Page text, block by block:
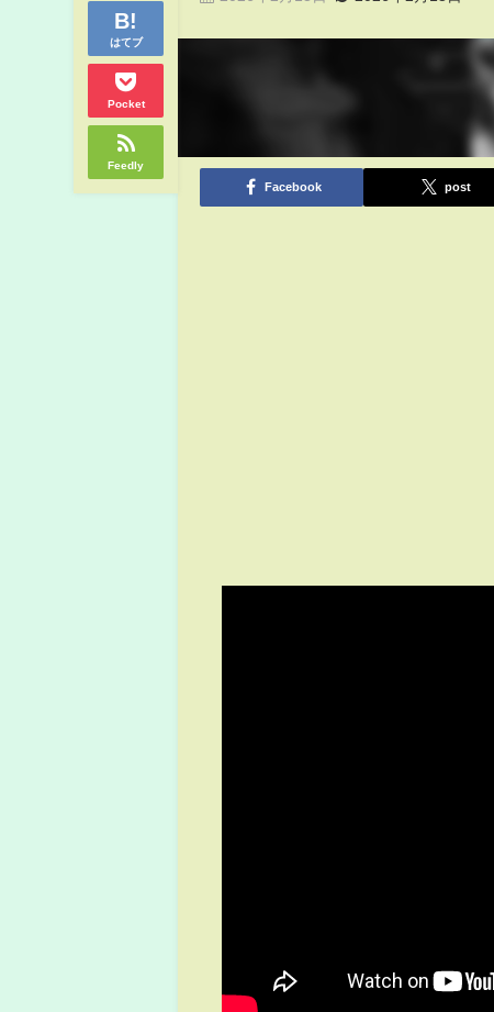
はてブ
Pocket
Feedly
Facebook post